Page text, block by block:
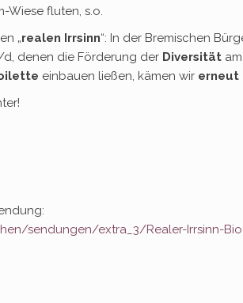
Wiese fluten, s.o.
„realen Irrsinn“: In der Bremischen
denen die Förderung der Diversität
einbauen ließen, kämen wir erneut
sendungen/extra_3/Realer-Irrsinn-